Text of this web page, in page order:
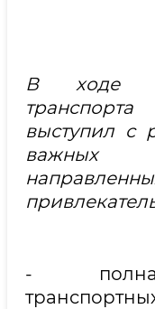
В ходе
выступил с
важных
-